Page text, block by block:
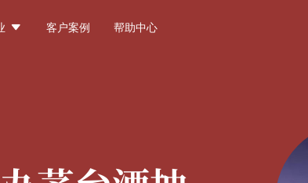
 客户案例 帮助中心